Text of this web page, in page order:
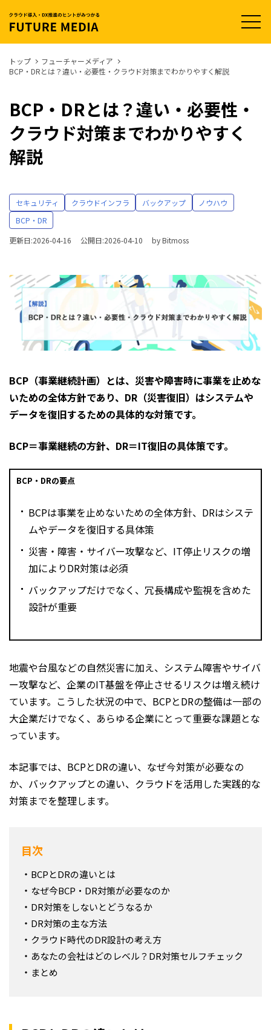
t
o
g
トップ
フューチャーメディア
BCP・DRとは？違い・必要性・クラウド対策までわかりやすく解説
BCP・DRとは？違い・必要性・
クラウド対策までわかりやすく
解説
セキュリティ クラウドインフラ バックアップ
ノウハウ
BCP・DR
更新日:2026-04-16
公開日:2026-04-10 byBitmoss
BCP（事業継続計画）とは、災害や障害時に事業を止めな
いための全体方針であり、DR（災害復旧）はシステムや
データを復旧するための具体的な対策です。
BCP＝事業継続の方針、DR＝IT復旧の具体策です。
BCP・DRの要点
BCPは事業を止めないための全体方針、DRはシステ
ムやデータを復旧する具体策
災害・障害・サイバー攻撃など、IT停止リスクの増
加によりDR対策は必須
バックアップだけでなく、冗長構成や監視を含めた
設計が重要
地震や台風などの自然災害に加え、システム障害やサイバ
ー攻撃など、企業のIT基盤を停止させるリスクは増え続け
ています。こうした状況の中で、BCPとDRの整備は一部の
大企業だけでなく、あらゆる企業にとって重要な課題とな
っています。
本記事では、BCPとDRの違い、なぜ今対策が必要なの
か、バックアップとの違い、クラウドを活用した実践的な
対策までを整理します。
目次
BCPとDRの違いとは
なぜ今BCP・DR対策が必要なのか
DR対策をしないとどうなるか
DR対策の主な方法
クラウド時代のDR設計の考え方
あなたの会社はどのレベル？DR対策セルフチェック
まとめ